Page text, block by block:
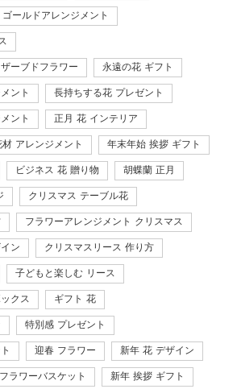
ゴールドアレンジメント
ーブドフラワー 永遠の花 ギフト
ント 長持ちする花 プレゼント
ント 正月 花 インテリア
材 アレンジメント 年末年始 挨拶 ギフト
ビジネス 花 贈り物 胡蝶蘭 正月
クリスマス テーブル花
フラワーアレンジメント クリスマス
ン クリスマスリース 作り方
子どもと楽しむ リース
クス ギフト 花
特別感 プレゼント
迎春 フラワー 新年 花 デザイン
ラワーバスケット 新年 挨拶 ギフト